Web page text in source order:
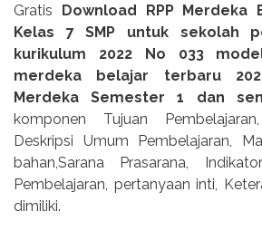
Gratis Download RPP Merdeka
Kelas 7 SMP untuk sekolah
kurikulum 2022 No 033
merdeka belajar terbaru
Merdeka Semester 1 dan
komponen Tujuan
Deskripsi Umum Pembelajaran,
bahan,Sarana Prasarana,
Pembelajaran, pertanyaan inti,
dimiliki.